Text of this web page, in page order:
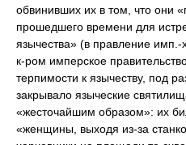
обвинивших их в том, что они
прошедшего времени для
язычества» (в правление
к-ром имперское
терпимости к язычеству, под
закрывало языческие
«жесточайшим образом»: их
«женщины, выходя из-за